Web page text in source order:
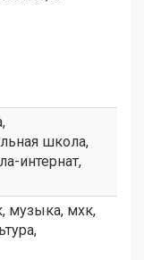
,
школа,
интернат,
музыка, мхк,